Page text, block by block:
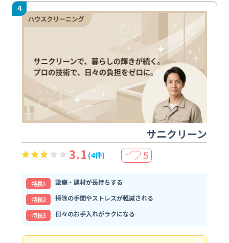
4
サニクリーン
3.1 (4件) ＋ 5
特⻑1
設備・建材が長持ちする
特⻑2
掃除の手間やストレスが軽減される
特⻑3
日々のお手入れがラクになる